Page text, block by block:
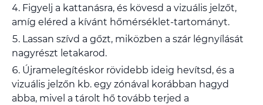
Figyelj a kattanásra, és kövesd a vizuális jelzőt,
amíg eléred a kívánt hőmérséklet-tartományt.
Lassan szívd a gőzt, miközben a szár légnyílását
nagyrészt letakarod.
Újramelegítéskor rövidebb ideig hevítsd, és a
vizuális jelzőn kb. egy zónával korábban hagyd
abba, mivel a tárolt hő tovább terjed a